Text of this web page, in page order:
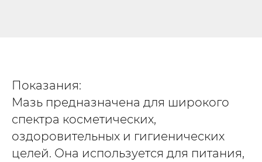
Показания:
Мазь предназначена для широкого
спектра косметических,
оздоровительных и гигиенических
целей. Она используется для питания,